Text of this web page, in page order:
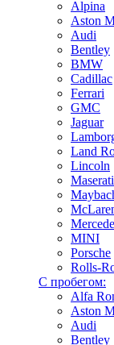
Alpina
Aston
Audi
Bentley
BMW
Cadillac
Ferrari
GMC
Jaguar
Land
Lincoln
Maserati
MINI
Porsche
Rolls-
С пробегом:
Alfa
Aston
Audi
Bentley